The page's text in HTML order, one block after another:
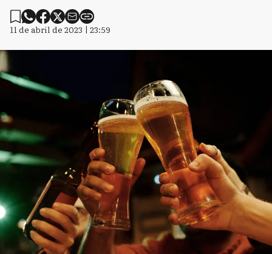
11 de abril de 2023 | 23:59